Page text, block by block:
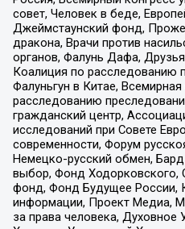
совет, Человек в беде,
Джеймстаунский фонд,
дракона, Врачи против
органов, Фалунь Дафа, Друзья
Коалиция по расследованию
Фалуньгун в Китае,
расследованию
гражданский центр,
исследований при Совете
современности, Форум
Немецко-русский обмен,
выбор, Фонд Ходорковского,
фонд, Фонд Будущее России,
информации, Проект Медиа,
за права человека, Духовное